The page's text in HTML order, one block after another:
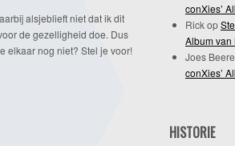
alsjeblieft niet dat ik dit
de gezelligheid doe. Dus
elkaar nog niet? Stel je voor!
conXies’
Rickop
Album van
Joes
conXies’
HISTORIE